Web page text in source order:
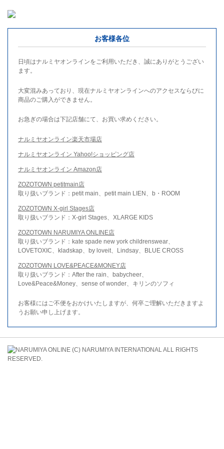
お客様各位
日頃はナルミヤオンラインをご利用いただき、誠にありがとうござい
ます。
大変混みあっており、現在ナルミヤオンラインへのアクセスならびに
商品のご購入ができません。
お急ぎの場合は下記店舗にて、お買い求めください。
ナルミヤオンライン楽天市場店
ナルミヤオンライン Yahoo!ショッピング店
ナルミヤオンライン Amazon店
ZOZOTOWN petitmain店
取り扱いブランド：petit main、petit main LIEN、b・ROOM
ZOZOTOWN X-girl Stages店
取り扱いブランド：X-girl Stages、XLARGE KIDS
ZOZOTOWN NARUMIYA ONLINE店
取り扱いブランド：kate spade new york childrenswear、
LOVETOXIC、kladskap、by loveit、Lindsay、BLUE CROSS
ZOZOTOWN LOVE&PEACE&MONEY店
取り扱いブランド：After the rain、babycheer、
Love&Peace&Money、sense of wonder、キリンのソフィ
お客様にはご不便をおかけいたしますが、何卒ご理解いただきますよ
うお願い申し上げます。